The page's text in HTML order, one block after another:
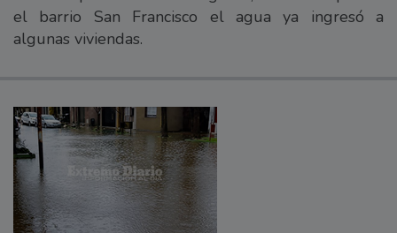
el barrio San Francisco el agua ya ingresó a
algunas viviendas.